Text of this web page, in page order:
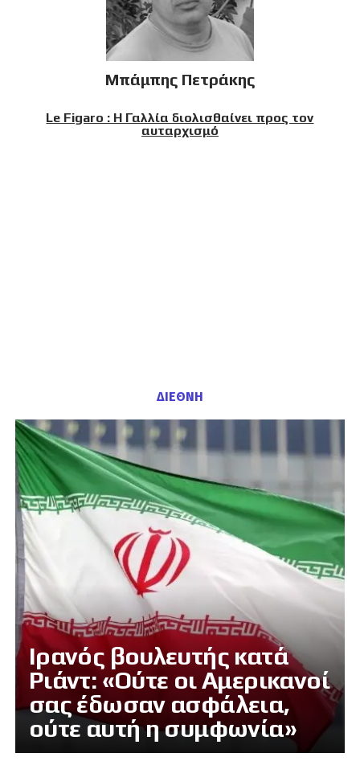
Μπάμπης Πετράκης
Le Figaro : Η Γαλλία διολισθαίνει προς τον
αυταρχισμό
ΔΙΕΘΝΗ
Ιρανός βουλευτής κατά
Ριάντ: «Ούτε οι Αμερικανοί
σας έδωσαν ασφάλεια,
ούτε αυτή η συμφωνία»